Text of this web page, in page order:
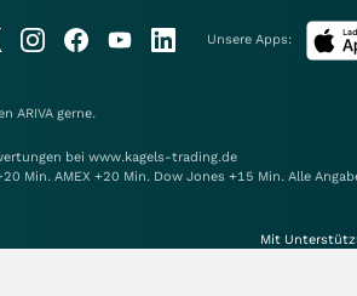
Unsere Apps:
ARIVA gerne.
bei www.kagels-trading.de
Min. AMEX +20 Min. Dow Jones +15 Min. Alle
Mit